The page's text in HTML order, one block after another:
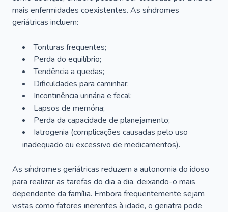
mais enfermidades coexistentes. As síndromes
geriátricas incluem:
Tonturas frequentes;
Perda do equilíbrio;
Tendência a quedas;
Dificuldades para caminhar;
Incontinência urinária e fecal;
Lapsos de memória;
Perda da capacidade de planejamento;
Iatrogenia (complicações causadas pelo uso
inadequado ou excessivo de medicamentos).
As síndromes geriátricas reduzem a autonomia do idoso
para realizar as tarefas do dia a dia, deixando-o mais
dependente da família. Embora frequentemente sejam
vistas como fatores inerentes à idade, o geriatra pode